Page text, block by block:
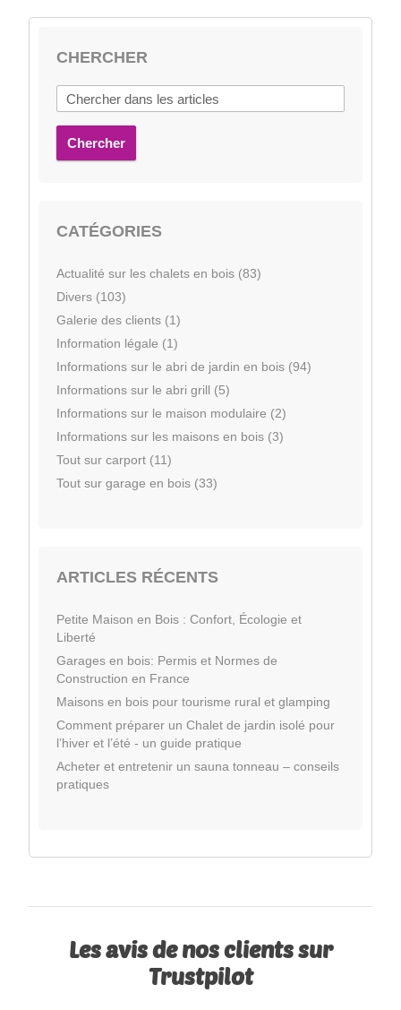
CHERCHER
Chercher
CATÉGORIES
Actualité sur les chalets en bois (83)
Divers (103)
Galerie des clients (1)
Information légale (1)
Informations sur le abri de jardin en bois (94)
Informations sur le abri grill (5)
Informations sur le maison modulaire (2)
Informations sur les maisons en bois (3)
Tout sur carport (11)
Tout sur garage en bois (33)
ARTICLES RÉCENTS
Petite Maison en Bois : Confort, Écologie et
Liberté
Garages en bois: Permis et Normes de
Construction en France
Maisons en bois pour tourisme rural et glamping
Comment préparer un Chalet de jardin isolé pour
l’hiver et l’été - un guide pratique
Acheter et entretenir un sauna tonneau – conseils
pratiques
Les avis de nos clients sur
Trustpilot